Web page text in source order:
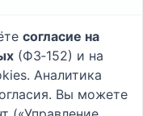
согласие на
(ФЗ‑152) и на
Аналитика
Вы можете